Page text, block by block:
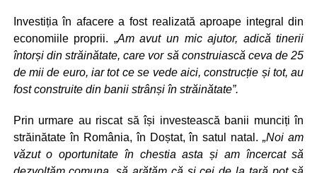
Investiția în afacere a fost realizată aproape integral din
economiile proprii. „Am avut un mic ajutor, adică tinerii
întorși din străinătate, care vor să construiască ceva de 25
de mii de euro, iar tot ce se vede aici, construcție și tot, au
fost construite din banii strânși în străinătate”.
Prin urmare au riscat să își investească banii munciți în
străinătate în România, în Doștat, în satul natal.„Noi am
văzut o oportunitate în chestia asta și am încercat să